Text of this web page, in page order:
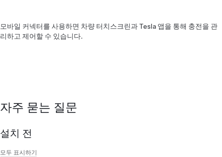
모바일 커넥터를 사용하면 차량 터치스크린과 Tesla 앱을 통해 충전을 관
리하고 제어할 수 있습니다.
자주 묻는 질문
설치 전
모두 표시하기